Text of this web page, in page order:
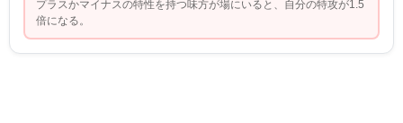
プラスかマイナスの特性を持つ味方が場にいると、自分の特攻が1.5
倍になる。